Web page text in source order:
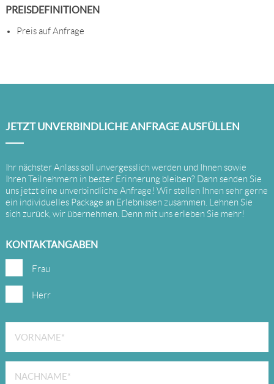
PREISDEFINITIONEN
Preis auf Anfrage
JETZT UNVERBINDLICHE ANFRAGE AUSFÜLLEN
Ihr nächster Anlass soll unvergesslich werden und Ihnen sowie
Ihren Teilnehmern in bester Erinnerung bleiben? Dann senden Sie
uns jetzt eine unverbindliche Anfrage! Wir stellen Ihnen sehr gerne
ein individuelles Package an Erlebnissen zusammen. Lehnen Sie
sich zurück, wir übernehmen. Denn mit uns erleben Sie mehr!
KONTAKTANGABEN
Frau
Herr